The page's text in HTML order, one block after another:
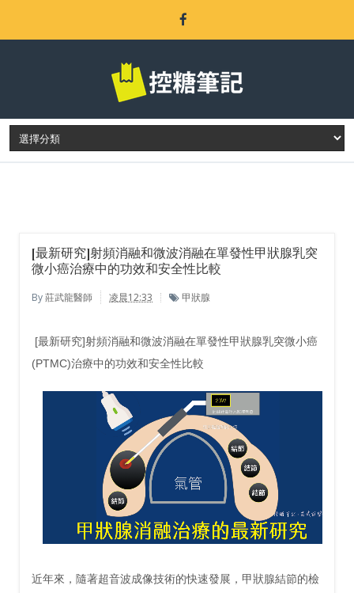
LATEST POST
[最新研究]射頻消融和微波消融在單發性甲狀腺乳突
微小癌治療中的功效和安全性比較
By莊武龍醫師 凌晨12:33 甲狀腺
[最新研究]射頻消融和微波消融在單發性甲狀腺乳突微小癌
(PTMC)治療中的功效和安全性比較
近年來，隨著超音波成像技術的快速發展，甲狀腺結節的檢